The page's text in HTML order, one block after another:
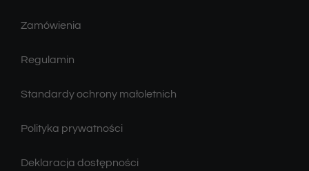
Zamówienia
Regulamin
Standardy ochrony małoletnich
Polityka prywatności
Deklaracja dostępności